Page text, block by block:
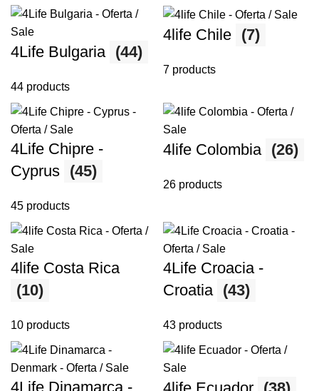
4Life Bulgaria (44)
44 products
4life Chile (7)
7 products
4Life Chipre -
Cyprus (45)
45 products
4life Colombia (26)
26 products
4life Costa Rica
(10)
10 products
4Life Croacia -
Croatia (43)
43 products
4Life Dinamarca -